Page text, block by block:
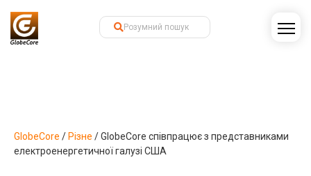
GlobeCore / Різне /GlobeCore співпрацює з представниками
електроенергетичної галузі США